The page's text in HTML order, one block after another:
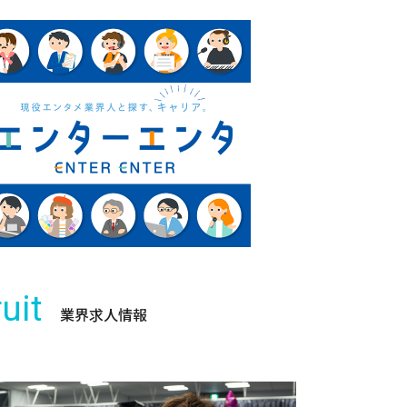
業界求人情報